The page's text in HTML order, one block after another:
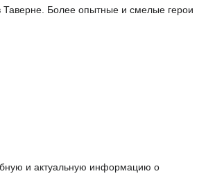
её
Более опытные и смелые герои
и актуальную информацию о